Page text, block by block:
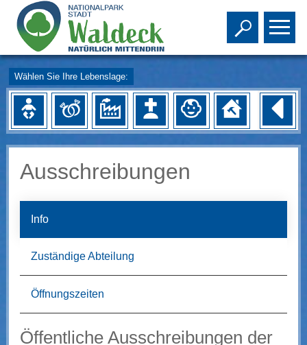
Toggle
Wählen Sie Ihre Lebenslage:
Ausschreibungen
Info
Zuständige Abteilung
Öffnungszeiten
Öffentliche Ausschreibungen der